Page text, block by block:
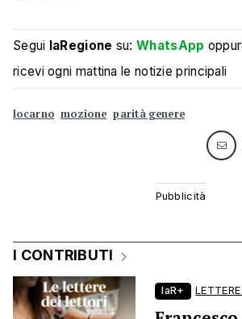
Segui laRegione su:WhatsApp
ricevi ogni mattina le notizie principali
locarno mozione parità genere
I CONTRIBUTI
laR+